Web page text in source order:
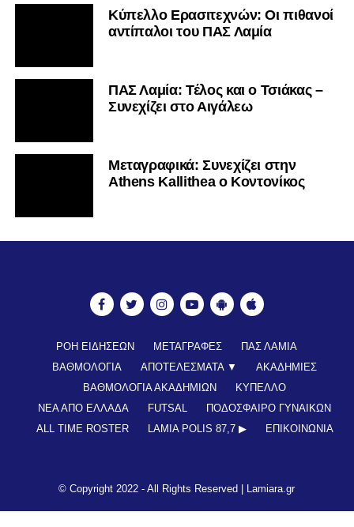
Κύπελλο Ερασιτεχνών: Οι πιθανοί
αντίπαλοι του ΠΑΣ Λαμία
ΠΑΣ Λαμία: Τέλος και ο Τσιάκας –
Συνεχίζει στο Αιγάλεω
Mεταγραφικά: Συνεχίζει στην
Athens Kallithea ο Κοντονίκος
ΡΟΗ ΕΙΔΗΣΕΩΝ ΜΕΤΑΓΡΑΦΕΣ
ΠΑΣ ΛΑΜΙΑ
ΒΑΘΜΟΛΟΓΙΑ
ΑΠΟΤΕΛΕΣΜΑΤΑ ▼
ΑΚΑΔΗΜΙΕΣ
ΒΑΘΜΟΛΟΓΙΑ ΑΚΑΔΗΜΙΩΝ
ΚΥΠΕΛΛΟ
ΝΕΑ ΑΠΟ ΕΛΛΑΔΑ
FUTSAL
ΠΟΔΟΣΦΑΙΡΟ ΓΥΝΑΙΚΩΝ
ALL TIME ROSTER
LAMIA POLIS 87,7 ▶︎ ΕΠΙΚΟΙΝΩΝΊΑ
© Copyright 2022 - All Rights Reserved | Lamiara.gr